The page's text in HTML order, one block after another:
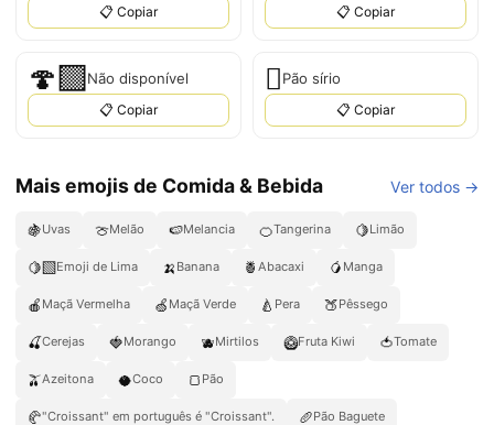
📋 Copiar 📋 Copiar
🍄‍🟫 Não disponível
📋 Copiar
🫜Pão sírio
📋 Copiar
Mais emojis de Comida & Bebida Ver todos →
🍇Uvas 🍈Melão 🍉Melancia 🍊Tangerina 🍋Limão
🍋‍🟩Emoji de Lima 🍌 Banana 🍍 Abacaxi 🥭 Manga
🍎 Maçã Vermelha 🍏 Maçã Verde 🍐 Pera 🍑Pêssego
🍒Cerejas 🍓Morango 🫐Mirtilos 🥝Fruta Kiwi 🍅Tomate
🫒Azeitona 🥥Coco 🍞 Pão
🥐"Croissant" em português é "Croissant". 🥖Pão Baguete